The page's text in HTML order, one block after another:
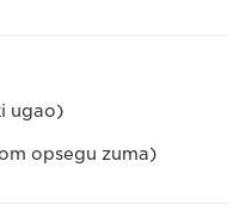
ugao)
opsegu zuma)